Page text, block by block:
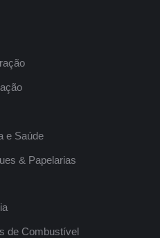
e Saúde
& Papelarias
de Combustível